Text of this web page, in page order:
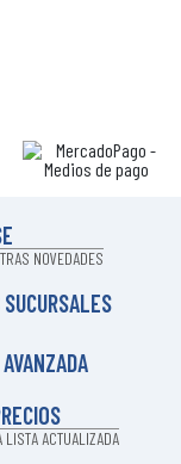
NOVEDADES
LISTA ACTUALIZADA